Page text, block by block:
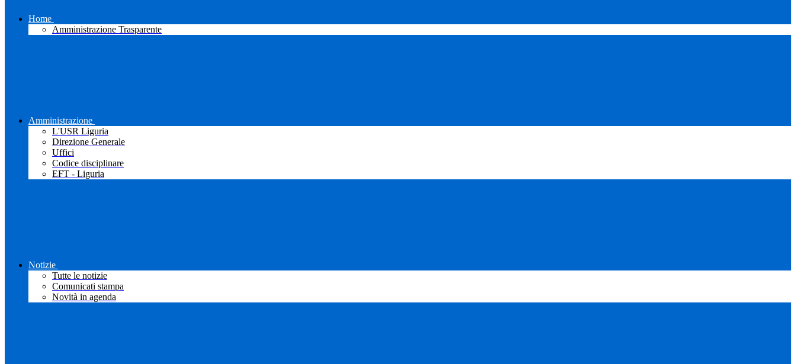
Home
Amministrazione Trasparente
Amministrazione
L'USR Liguria
Direzione Generale
Uffici
Codice disciplinare
EFT - Liguria
Notizie
Tutte le notizie
Comunicati stampa
Novità in agenda